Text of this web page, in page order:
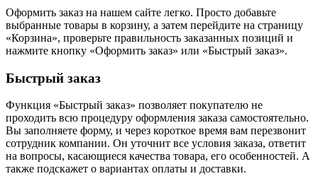
Оформить заказ на нашем сайте легко. Просто добавьте
выбранные товары в корзину, а затем перейдите на страницу
«Корзина», проверьте правильность заказанных позиций и
нажмите кнопку «Оформить заказ» или «Быстрый заказ».
Быстрый заказ
Функция «Быстрый заказ» позволяет покупателю не
проходить всю процедуру оформления заказа самостоятельно.
Вы заполняете форму, и через короткое время вам перезвонит
сотрудник компании. Он уточнит все условия заказа, ответит
на вопросы, касающиеся качества товара, его особенностей. А
также подскажет о вариантах оплаты и доставки.